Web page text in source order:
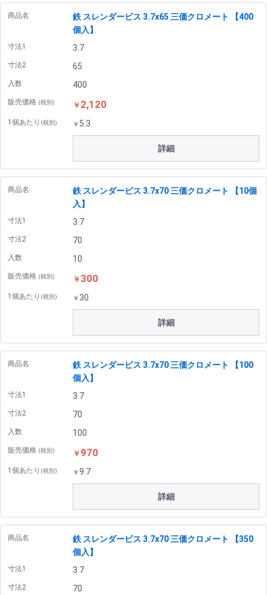
商品名
鉄 スレンダービス 3.7x65 三価クロメート 【400
個入】
寸法1 3.7
寸法2 65
入数 400
販売価格 (税別) ￥ 2,120
1個あたり (税別) ￥ 5.3
詳細
商品名
鉄 スレンダービス 3.7x70 三価クロメート 【10個
入】
寸法1 3.7
寸法2 70
入数 10
販売価格 (税別) ￥ 300
1個あたり (税別) ￥ 30
詳細
商品名
鉄 スレンダービス 3.7x70 三価クロメート 【100
個入】
寸法1 3.7
寸法2 70
入数 100
販売価格 (税別) ￥ 970
1個あたり (税別) ￥9.7
詳細
商品名
鉄 スレンダービス 3.7x70 三価クロメート 【350
個入】
寸法1 3.7
寸法2 70